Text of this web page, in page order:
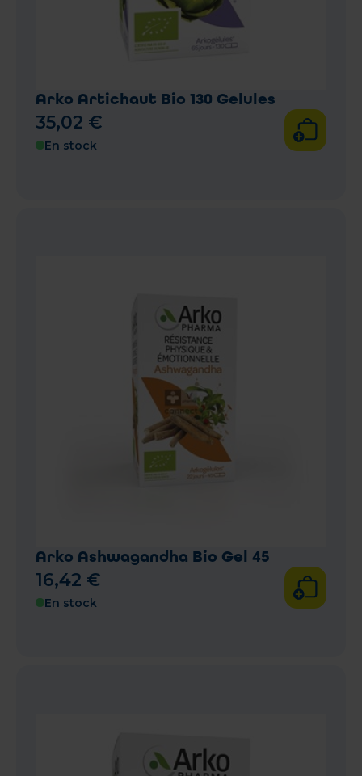
Arko Artichaut Bio 130 Gelules
35,02 €
En stock
Arko Ashwagandha Bio Gel 45
16,42 €
En stock